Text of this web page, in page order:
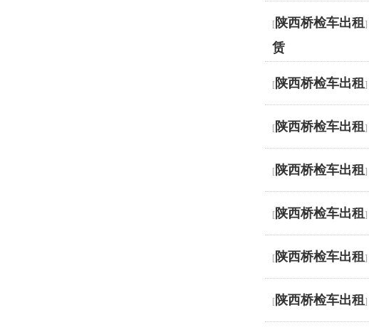
[ 陕西桥检车出租]
赁
[ 陕西桥检车出租]
[ 陕西桥检车出租]
[ 陕西桥检车出租]
[ 陕西桥检车出租]
[ 陕西桥检车出租]
[ 陕西桥检车出租]